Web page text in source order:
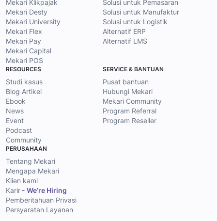
Mekari Klikpajak
Mekari Desty
Mekari University
Mekari Flex
Mekari Pay
Mekari Capital
Mekari POS
Solusi untuk Pemasaran
Solusi untuk Manufaktur
Solusi untuk Logistik
Alternatif ERP
Alternatif LMS
RESOURCES
Studi kasus
Blog Artikel
Ebook
News
Event
Podcast
Community
SERVICE & BANTUAN
Pusat bantuan
Hubungi Mekari
Mekari Community
Program Referral
Program Reseller
PERUSAHAAN
Tentang Mekari
Mengapa Mekari
Klien kami
Karir - We’re Hiring
Pemberitahuan Privasi
Persyaratan Layanan